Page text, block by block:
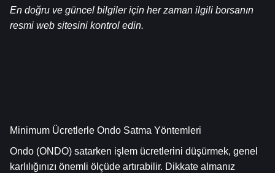
En doğru ve güncel bilgiler için her zaman ilgili borsanın
resmi web sitesini kontrol edin.
Minimum Ücretlerle Ondo Satma Yöntemleri
Ondo (ONDO) satarken işlem ücretlerini düşürmek, genel
karlılığınızı önemli ölçüde artırabilir. Dikkate almanız